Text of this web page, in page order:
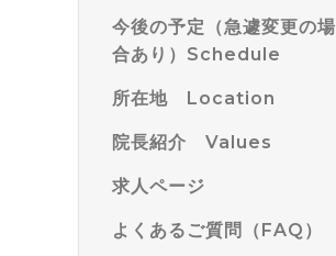
今後の予定（急遽変更の場
合あり）Schedule
所在地 Location
院長紹介 Values
求人ページ
よくあるご質問（FAQ）